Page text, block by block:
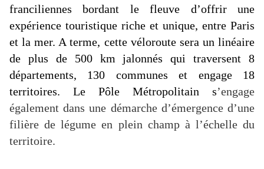
franciliennes bordant le fleuve d’offrir une
expérience touristique riche et unique, entre Paris
et la mer. A terme, cette véloroute sera un linéaire
de plus de 500 km jalonnés qui traversent 8
départements, 130 communes et engage 18
territoires. Le Pôle Métropolitain s’engage
également dans une démarche d’émergence d’une
filière de légume en plein champ à l’échelle du
territoire.